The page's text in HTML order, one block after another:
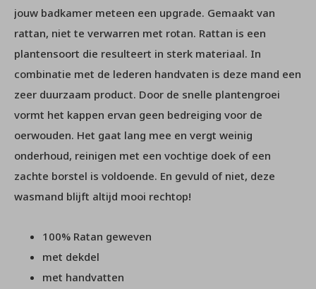
jouw badkamer meteen een upgrade. Gemaakt van
rattan, niet te verwarren met rotan. Rattan is een
plantensoort die resulteert in sterk materiaal. In
combinatie met de lederen handvaten is deze mand een
zeer duurzaam product. Door de snelle plantengroei
vormt het kappen ervan geen bedreiging voor de
oerwouden. Het gaat lang mee en vergt weinig
onderhoud, reinigen met een vochtige doek of een
zachte borstel is voldoende. En gevuld of niet, deze
wasmand blijft altijd mooi rechtop!
100% Ratan geweven
met dekdel
met handvatten